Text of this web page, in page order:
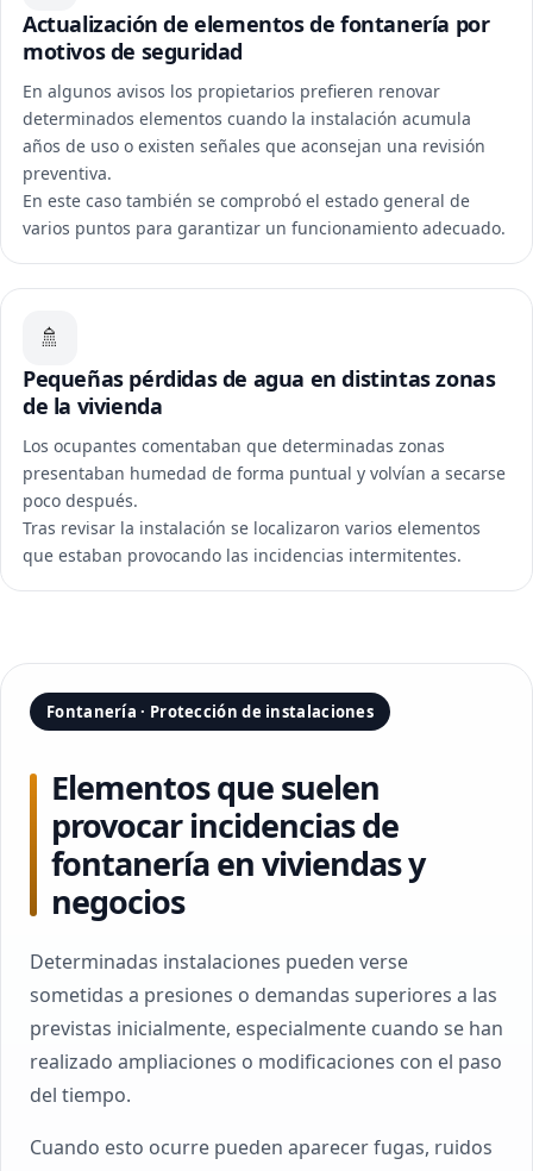
Actualización de elementos de fontanería por
motivos de seguridad
En algunos avisos los propietarios prefieren renovar
determinados elementos cuando la instalación acumula
años de uso o existen señales que aconsejan una revisión
preventiva.
En este caso también se comprobó el estado general de
varios puntos para garantizar un funcionamiento adecuado.
🚿
Pequeñas pérdidas de agua en distintas zonas
de la vivienda
Los ocupantes comentaban que determinadas zonas
presentaban humedad de forma puntual y volvían a secarse
poco después.
Tras revisar la instalación se localizaron varios elementos
que estaban provocando las incidencias intermitentes.
Fontanería · Protección de instalaciones
Elementos que suelen
provocar incidencias de
fontanería en viviendas y
negocios
Determinadas instalaciones pueden verse
sometidas a presiones o demandas superiores a las
previstas inicialmente, especialmente cuando se han
realizado ampliaciones o modificaciones con el paso
del tiempo.
Cuando esto ocurre pueden aparecer fugas, ruidos